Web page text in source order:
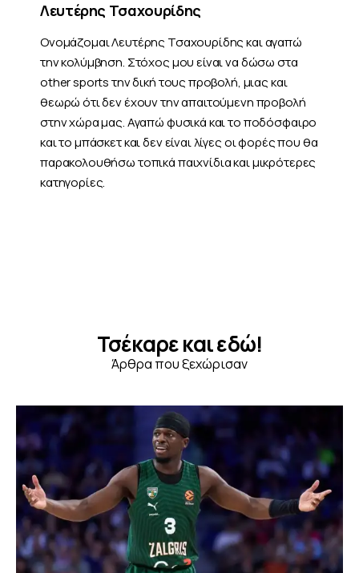
Λευτέρης Τσαχουρίδης
Ονομάζομαι Λευτέρης Τσαχουρίδης και αγαπώ
την κολύμβηση. Στόχος μου είναι να δώσω στα
other sports την δική τους προβολή, μιας και
θεωρώ ότι δεν έχουν την απαιτούμενη προβολή
στην χώρα μας. Αγαπώ φυσικά και το ποδόσφαιρο
και το μπάσκετ και δεν είναι λίγες οι φορές που θα
παρακολουθήσω τοπικά παιχνίδια και μικρότερες
κατηγορίες.
Τσέκαρε και εδώ!
Άρθρα που ξεχώρισαν